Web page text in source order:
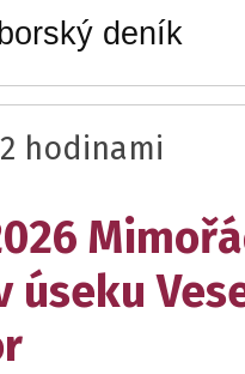
deník
hodinami
úseku